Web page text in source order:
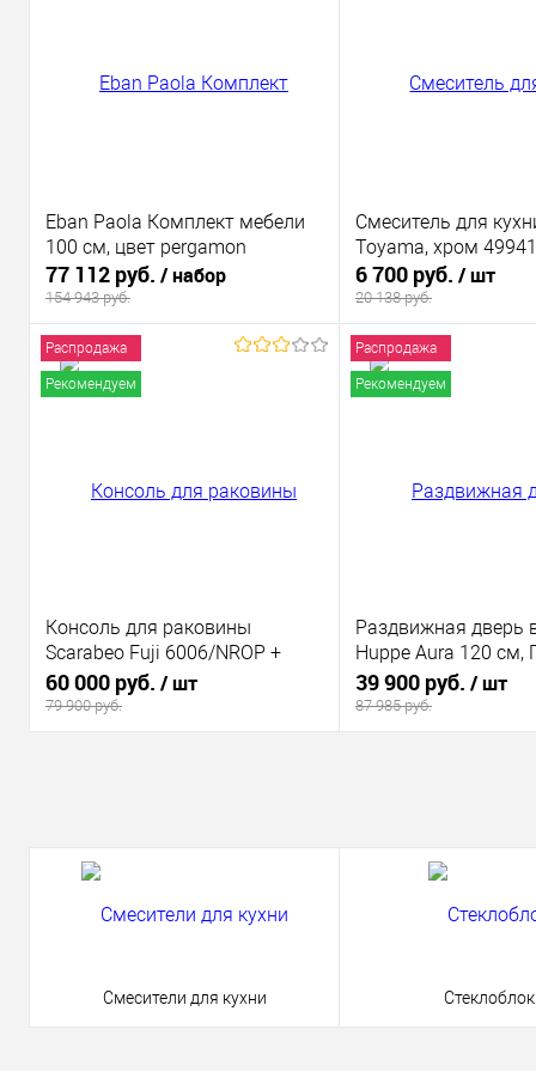
Eban Paola Комплект мебели
100 см, цвет pergamon
77 112 руб. / набор
154 943 руб.
Смеситель для
Toyama, хром
6 700 руб. / шт
20 138 руб.
Распродажа
Рекомендуем
Консоль для раковины
Scarabeo Fuji 6006/NROP +
раковина Fuji 70 6002
60 000 руб. / шт
79 900 руб.
В избранное
Распродажа
Рекомендуем
Раздвижная дверь
Huppe Aura 120 см,
АКЦИЯ!!
39 900 руб. / шт
87 985 руб.
В избранное
Смесители для кухни